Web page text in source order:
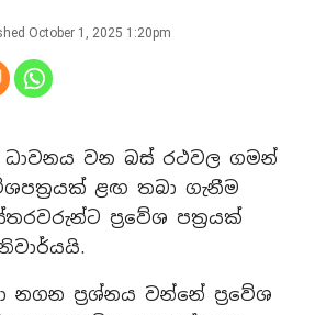
October 1, 2025 1:20pm
ධාවනය වන බස් රථවල ගමන්
ළඟ තබා ගැනීම
ප්‍රවේශ පත්‍රයක්
නගන ප්‍රශ්නය වන්නේ ප්‍රවේශ